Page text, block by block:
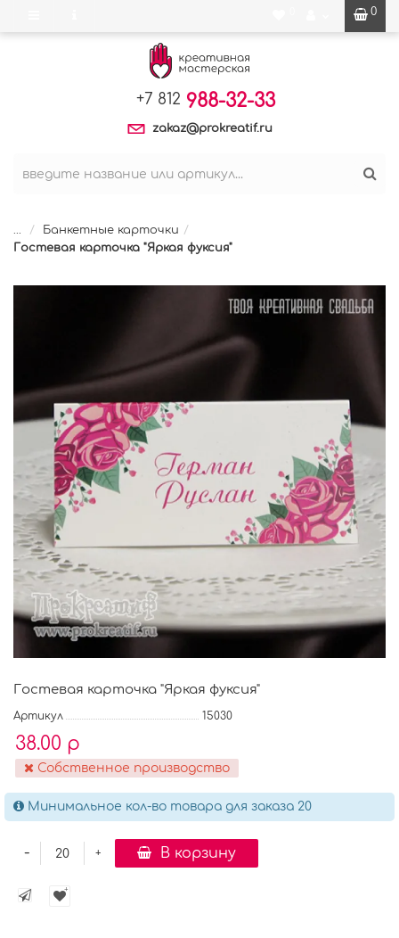
0
+7 812 988-32-33
zakaz@prokreatif.ru
...
Банкетные карточки
Гостевая карточка "Яркая фуксия"
Гостевая карточка "Яркая фуксия"
Артикул 15030
38.00 р
Собственное производство
Минимальное кол-во товара для заказа 20
+
- В корзину